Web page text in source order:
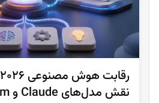
نقش مدل‌های Claude و Gem